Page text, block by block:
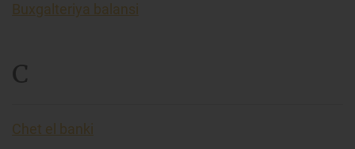
Buxgalteriya balansi
C
Chet el banki